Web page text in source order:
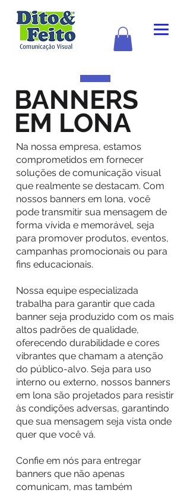
BANNERS
EM LONA
Na nossa empresa, estamos
comprometidos em fornecer
soluções de comunicação visual
que realmente se destacam. Com
nossos banners em lona, você
pode transmitir sua mensagem de
forma vívida e memorável, seja
para promover produtos, eventos,
campanhas promocionais ou para
fins educacionais.
Nossa equipe especializada
trabalha para garantir que cada
banner seja produzido com os mais
altos padrões de qualidade,
oferecendo durabilidade e cores
vibrantes que chamam a atenção
do público-alvo. Seja para uso
interno ou externo, nossos banners
em lona são projetados para resistir
às condições adversas, garantindo
que sua mensagem seja vista onde
quer que você vá.
Confie em nós para entregar
banners que não apenas
comunicam, mas também